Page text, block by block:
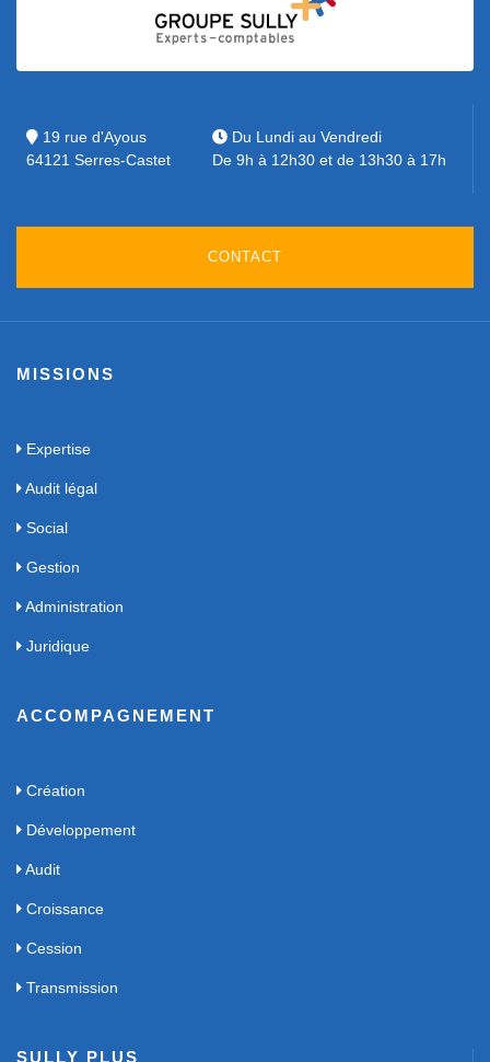
19 rue d'Ayous
64121 Serres-Castet
Du Lundi au Vendredi
De 9h à 12h30 et de 13h30 à 17h
CONTACT
MISSIONS
Expertise
Audit légal
Social
Gestion
Administration
Juridique
ACCOMPAGNEMENT
Création
Développement
Audit
Croissance
Cession
Transmission
SULLY PLUS